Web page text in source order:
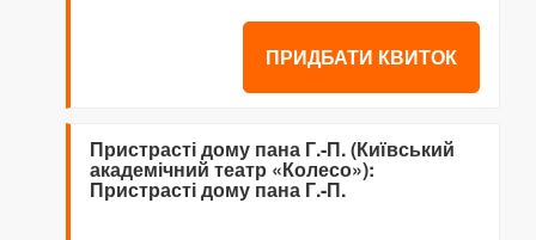
ПРИДБАТИ КВИТОК
Пристрасті дому пана Г.-П. (Київський
академічний театр «Колесо»):
Пристрасті дому пана Г.-П.